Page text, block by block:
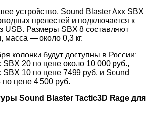
устройство, Sound Blaster Axx SBX
прелестей и подключается к
USB. Размеры SBX 8 составляют
масса — около 0,3 кг.
колонки будут доступны в России:
SBX 20 по цене около 10 000 руб.,
SBX 10 по цене 7499 руб. и Sound
по цене 4 500 руб.
Sound Blaster Tactic3D Rage для